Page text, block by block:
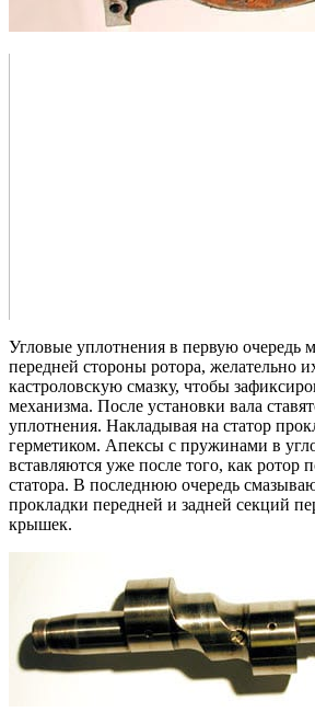
Угловые уплотнения в первую очередь
передней стороны ротора, желательно
кастроловскую смазку, чтобы
механизма. После установки вала
уплотнения. Накладывая на статор
герметиком. Апексы с пружинами в
вставляются уже после того, как ротор
статора. В последнюю очередь
прокладки передней и задней секций
крышек.